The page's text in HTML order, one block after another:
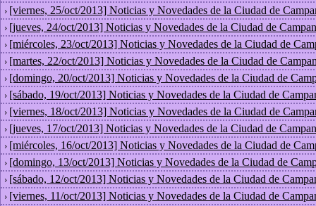
› [viernes, 25/oct/2013] Noticias y Novedades de la Ciudad de
› [jueves, 24/oct/2013] Noticias y Novedades de la Ciudad de
› [miércoles, 23/oct/2013] Noticias y Novedades de la Ciudad de
› [martes, 22/oct/2013] Noticias y Novedades de la Ciudad de
› [domingo, 20/oct/2013] Noticias y Novedades de la Ciudad de
› [sábado, 19/oct/2013] Noticias y Novedades de la Ciudad de
› [viernes, 18/oct/2013] Noticias y Novedades de la Ciudad de
› [jueves, 17/oct/2013] Noticias y Novedades de la Ciudad de
› [miércoles, 16/oct/2013] Noticias y Novedades de la Ciudad de
› [domingo, 13/oct/2013] Noticias y Novedades de la Ciudad de
› [sábado, 12/oct/2013] Noticias y Novedades de la Ciudad de
› [viernes, 11/oct/2013] Noticias y Novedades de la Ciudad de